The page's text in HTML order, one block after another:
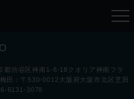
都渋谷区神南1-8-18クオリア神南フラ
田：〒530-0012大阪府大阪市北区芝田
6131-3078